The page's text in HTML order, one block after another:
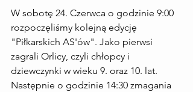
W sobotę 24. Czerwca o godzinie 9:00
rozpoczęliśmy kolejną edycję
"Piłkarskich AS'ów". Jako pierwsi
zagrali Orlicy, czyli chłopcy i
dziewczynki w wieku 9. oraz 10. lat.
Następnie o godzinie 14:30 zmagania